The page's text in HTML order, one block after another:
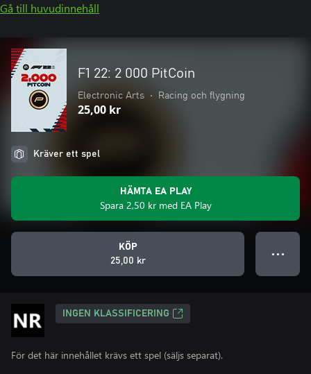
Gå till huvudinnehåll
F1 22: 2 000 PitCoin
Electronic Arts • Racing och flygning
25,00 kr
Kräver ett spel
HÄMTA EA PLAY
Spara 2,50 kr med EA Play
KÖP
25,00 kr
● ● ●
INGEN KLASSIFICERING
För det här innehållet krävs ett spel (säljs separat).